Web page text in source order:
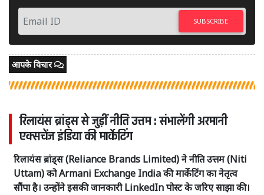
SUBSCRIBE
आपके विचार
रिलायंस ब्रांड्स से जुड़ीं नीति उत्तम : संभालेंगी अरमानी
एक्सचेंज इंडिया की मार्केटिंग
रिलायंस ब्रांड्स (Reliance Brands Limited) ने नीति उत्तम (Niti
Uttam) को Armani Exchange India की मार्केटिंग का नेतृत्व
सौंपा है। उन्होंने इसकी जानकारी LinkedIn पोस्ट के जरिए साझा की।